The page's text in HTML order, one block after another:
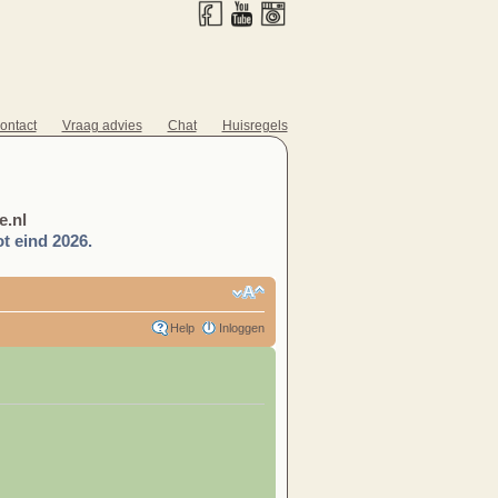
Vraag advies Chat Huisregels
eind 2026.
Help Inloggen